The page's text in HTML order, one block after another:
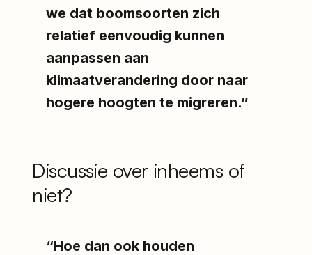
we dat boomsoorten zich
relatief eenvoudig kunnen
aanpassen aan
klimaatverandering door naar
hogere hoogten te migreren.”
Discussie over inheems of
niet?
“Hoe dan ook houden